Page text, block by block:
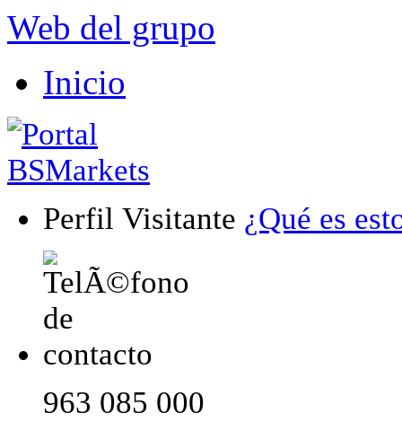
Web del grupo
Inicio
Perfil Visitante ¿Qué es
963 085 000